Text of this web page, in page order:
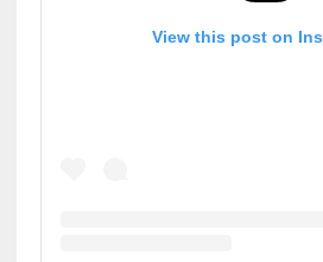
View this post on